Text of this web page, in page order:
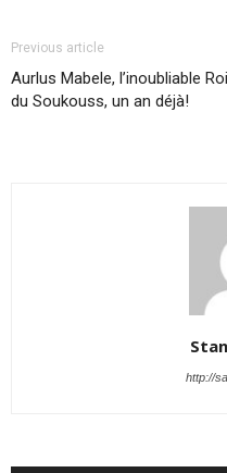
Previous article
Aurlus Mabele, l’inoubliable Roi
du Soukouss, un an déjà!
http://